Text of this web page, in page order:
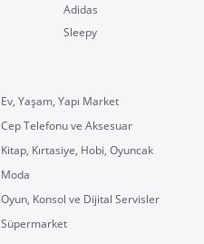
Adidas
Sleepy
Ev, Yaşam, Yapı Market
Cep Telefonu ve Aksesuar
Kitap, Kırtasiye, Hobi, Oyuncak
Moda
Oyun, Konsol ve Dijital Servisler
Süpermarket